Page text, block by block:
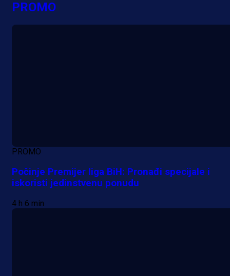
PROMO
PROMO
Počinje Premijer liga BiH: Pronađi specijale i
iskoristi jedinstvenu ponudu
4 h 6 min